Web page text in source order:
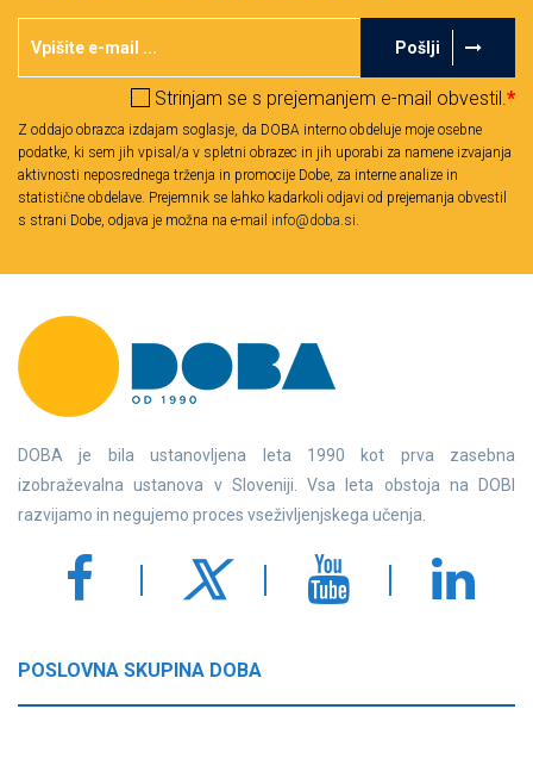
Pošlji
Strinjam se s prejemanjem e-mail obvestil.*
Z oddajo obrazca izdajam soglasje, da DOBA interno obdeluje moje osebne
podatke, ki sem jih vpisal/a v spletni obrazec in jih uporabi za namene izvajanja
aktivnosti neposrednega trženja in promocije Dobe, za interne analize in
statistične obdelave. Prejemnik se lahko kadarkoli odjavi od prejemanja obvestil
s strani Dobe, odjava je možna na e-mail info@doba.si.
DOBA je bila ustanovljena leta 1990 kot prva zasebna
izobraževalna ustanova v Sloveniji. Vsa leta obstoja na DOBI
razvijamo in negujemo proces vseživljenjskega učenja.
POSLOVNA SKUPINA DOBA